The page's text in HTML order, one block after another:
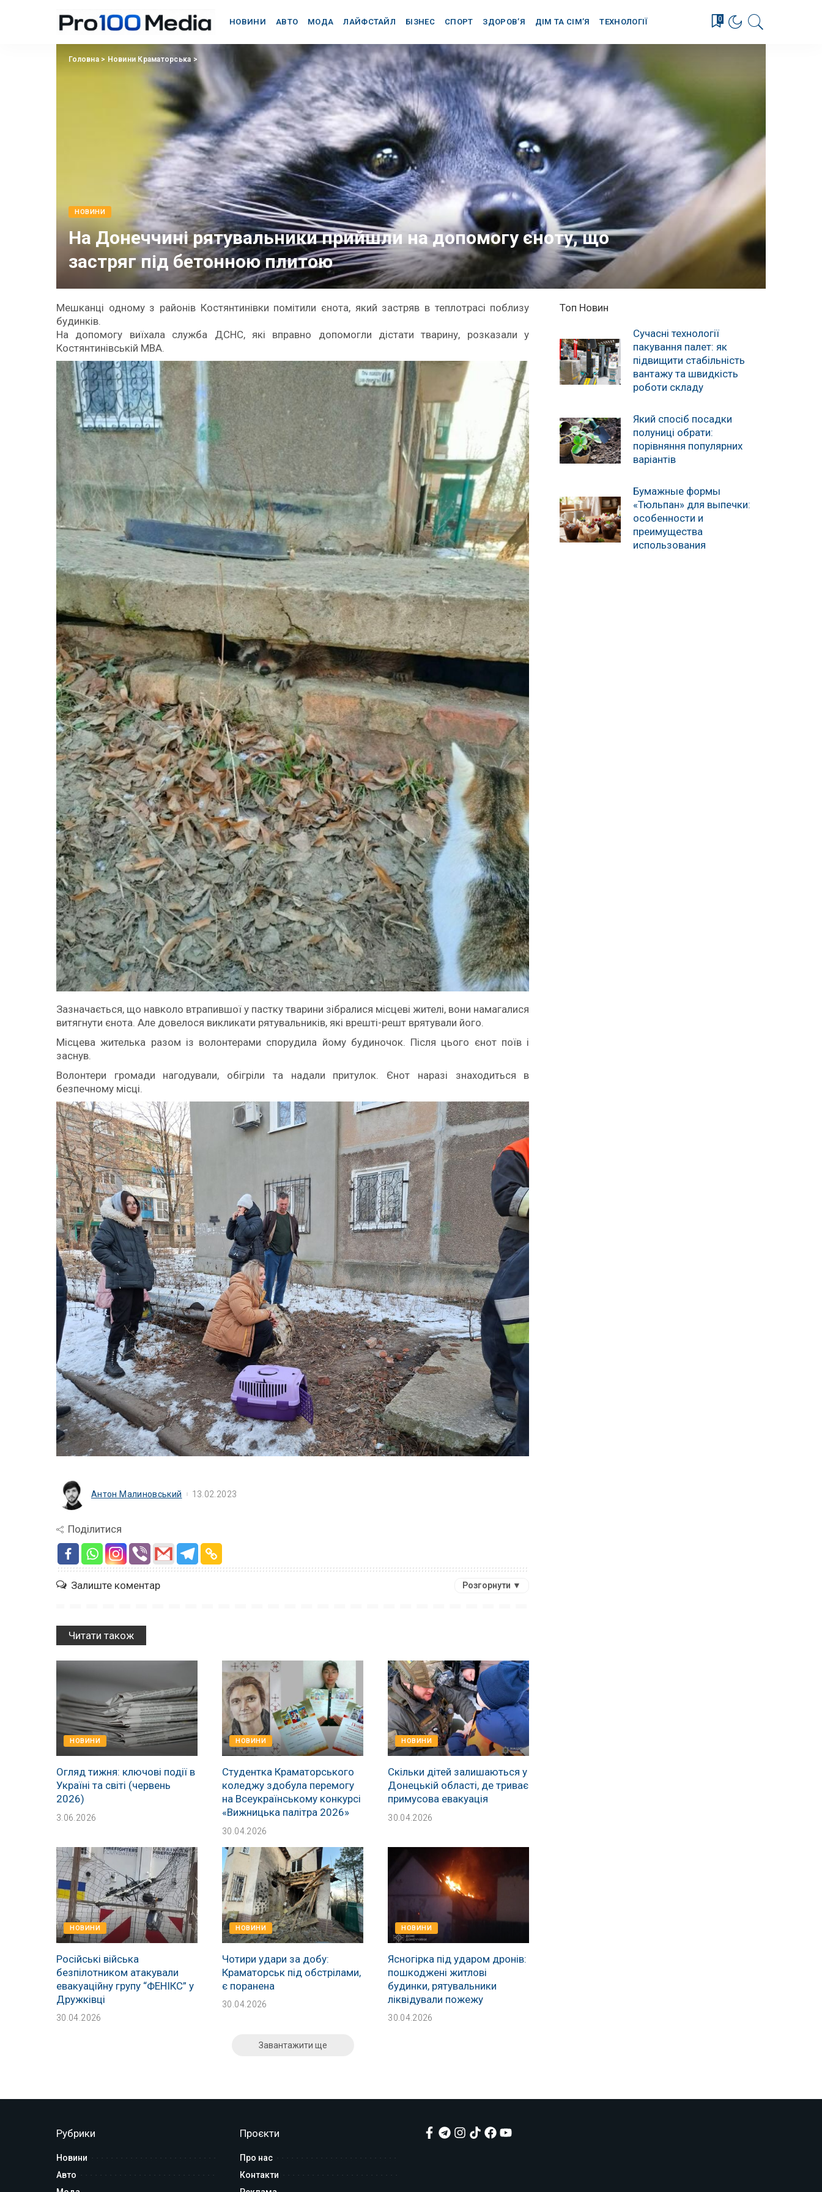
НОВИНИ АВТО МОДА ЛАЙФСТАЙЛ БІЗНЕС СПОРТ ЗДОРОВ’Я ДІМ ТА СІМ’Я ТЕХНОЛОГІЇ 0
Головна> Новини Краматорська >
НОВИНИ
На Донеччині рятувальники прийшли на допомогу єноту, що
застряг під бетонною плитою
Мешканці одному з районів Костянтинівки помітили єнота, який застряв в теплотрасі поблизу
будинків.
На допомогу виїхала служба ДСНС, які вправно допомогли дістати тварину, розказали у
Костянтинівській МВА.
Зазначається, що навколо втрапившої у пастку тварини зібралися місцеві жителі, вони намагалися
витягнути єнота. Але довелося викликати рятувальників, які врешті-решт врятували його.
Місцева жителька разом із волонтерами спорудила йому будиночок. Після цього єнот поїв і
заснув.
Волонтери громади нагодували, обігріли та надали притулок. Єнот наразі знаходиться в
безпечному місці.
Антон Малиновський 13.02.2023
Поділитися
Залиште коментар Розгорнути ▼
Читати також
НОВИНИ
Огляд тижня: ключові події в
Україні та світі (червень
2026)
3.06.2026
НОВИНИ
Студентка Краматорського
коледжу здобула перемогу
на Всеукраїнському конкурсі
«Вижницька палітра 2026»
30.04.2026
НОВИНИ
Скільки дітей залишаються у
Донецькій області, де триває
примусова евакуація
30.04.2026
НОВИНИ
Російські війська
безпілотником атакували
евакуаційну групу “ФЕНІКС” у
Дружківці
30.04.2026
НОВИНИ
Чотири удари за добу:
Краматорськ під обстрілами,
є поранена
30.04.2026
НОВИНИ
Ясногірка під ударом дронів:
пошкоджені житлові
будинки, рятувальники
ліквідували пожежу
30.04.2026
Завантажити ще
Топ Новин
Сучасні технології
пакування палет: як
підвищити стабільність
вантажу та швидкість
роботи складу
Який спосіб посадки
полуниці обрати:
порівняння популярних
варіантів
Бумажные формы
«Тюльпан» для выпечки:
особенности и
преимущества
использования
Рубрики
Новини
Авто
Проєкти
Про нас
Контакти